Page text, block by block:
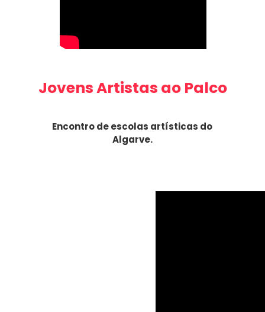
Jovens Artistas ao Palco
Encontro de escolas artísticas do
Algarve.